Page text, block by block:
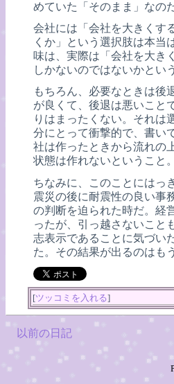
めていた「そのまま」なの
会社には「会社を大きくす
くか」という選択肢は本当
味は、実際は「会社を大き
しかないのではないかとい
もちろん、必要なときは後
が良くて、後退は悪いこと
りはまったくない。それは
分にとって衝撃的で、書い
社は作ったときから流れの
状態は作れないということ。
ちなみに、このことにはっ
震災の後に耐震性の良い事
の判断を迫られた時だ。経
ったが、引っ越さないこと
志表示であることに気づい
た。その結果が出るのはも
[ツッコミを入れる]
以前の日記